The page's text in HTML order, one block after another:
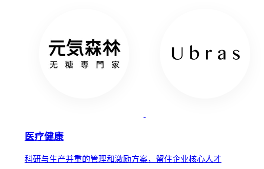
医疗健康
科研与生产并重的管理和激励方案，留住企业核心人才